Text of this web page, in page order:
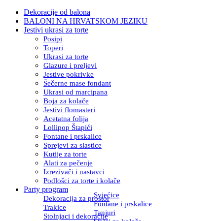
Dekoracije od balona
BALONI NA HRVATSKOM JEZIKU
Jestivi ukrasi za torte
Posipi
Toperi
Ukrasi za torte
Glazure i preljevi
Jestive pokrivke
Šečerne mase fondant
Ukrasi od marcipana
Boja za kolače
Jestivi flomasteri
Acetatna folija
Lollipop Štapići
Fontane i prskalice
Sprejevi za slastice
Kutije za torte
Alati za pečenje
Izrezivači i nastavci
Podlošci za torte i kolače
Party program
Dekoracija za prostor
Svjećice
Trakice
Fontane i prskalice
Stolnjaci i dekoracije
Tanjuri